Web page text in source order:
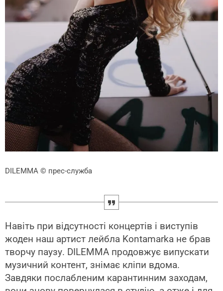
DILEMMA © прес-служба
Навіть при відсутності концертів і виступів
жоден наш артист лейбла Kontamarka не брав
творчу паузу. DILEMMA продовжує випускати
музичний контент, знімає кліпи вдома.
Завдяки послабленим карантинним заходам,